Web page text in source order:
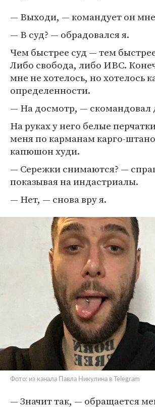
— Выходи, — командует он
— В суд? — обрадовался я.
Чем быстрее суд — тем
Либо свобода, либо ИВС.
мне не хотелось, но хотелось
определенности.
— На досмотр, —
На руках у него белые
меня по карманам карго-
капюшон худи.
— Сережки снимаются? —
показывая на индастриалы.
— Нет, — снова вру я.
Фото: из канала Павла Никулина в Telegram
— Значит так, — обращается